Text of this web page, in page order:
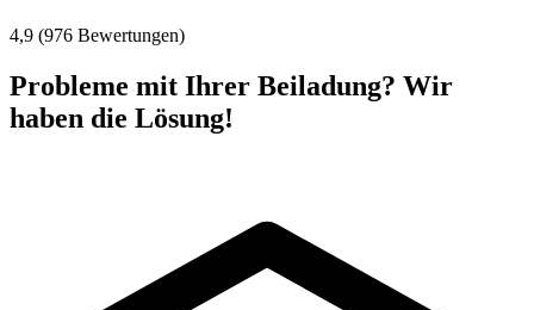
4,9 (976 Bewertungen)
Probleme mit Ihrer Beiladung? Wir
haben die Lösung!